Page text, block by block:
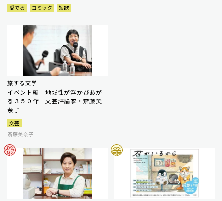
愛でる コミック 短歌
旅する文学
イベント編 地域性が浮かびあが
る３５０作 文芸評論家・斎藤美
奈子
文芸
斎藤美奈子